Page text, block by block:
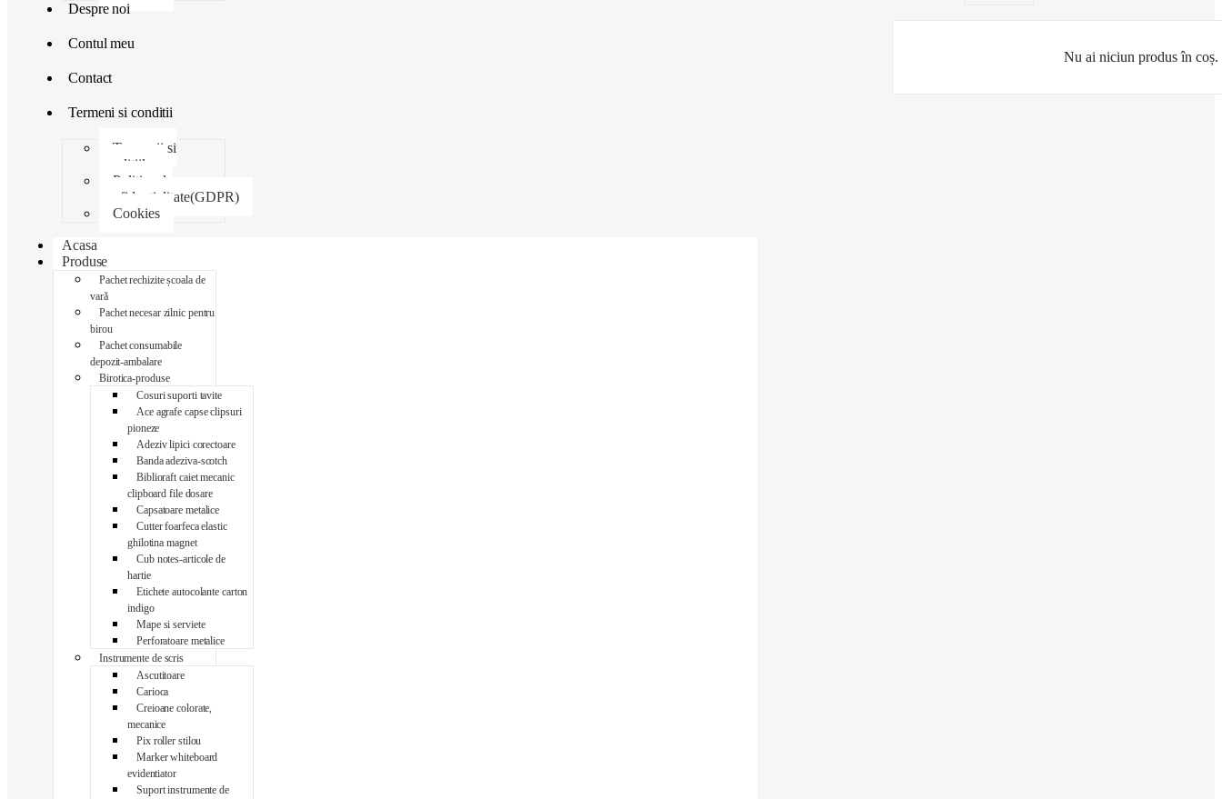
Despre noi
Contul meu
Contact
Termeni si conditii
Termenii si
conditiile
Politica de
confidentialitate(GDPR)
Cookies
Acasa
Produse
Pachet rechizite școala de
vară
Pachet necesar zilnic pentru
birou
Pachet consumabile
depozit-ambalare
Birotica-produse
Cosuri suporti tavite
Ace agrafe capse clipsuri
pioneze
Adeziv lipici corectoare
Banda adeziva-scotch
Biblioraft caiet mecanic
clipboard file dosare
Capsatoare metalice
Cutter foarfeca elastic
ghilotina magnet
Cub notes-articole de
hartie
Etichete autocolante carton
indigo
Mape si serviete
Perforatoare metalice
Instrumente de scris
Ascutitoare
Carioca
Creioane colorate,
mecanice
Pix roller stilou
Marker whiteboard
evidentiator
Suport instrumente de
Nu ai niciun produs în coș.